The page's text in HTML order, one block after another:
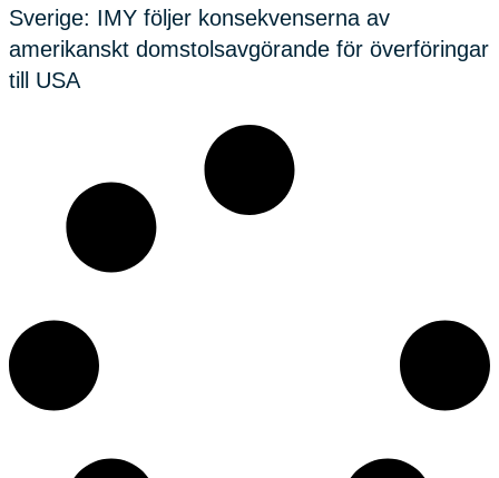
Sverige: IMY följer konsekvenserna av
amerikanskt domstolsavgörande för överföringar
till USA